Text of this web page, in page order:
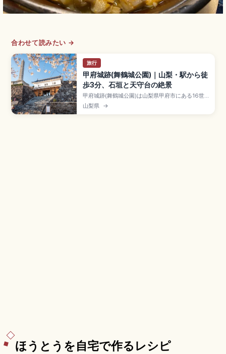
合わせて読みたい →
旅行
甲府城跡(舞鶴城公園)｜山梨・駅から徒
歩3分、石垣と天守台の絶景
甲府城跡(舞鶴城公園)は山梨県甲府市にある16世
紀末築城の城跡で、現在は入園無料の市民公園。
野面積み・打込み接ぎ・切込み接ぎが共存する花
山梨県 →
ほうとうを自宅で作るレシピ